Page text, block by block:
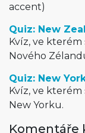
accent)
Quiz: New
Kvíz, ve
Nového
Quiz: New
Kvíz, ve
New Yorku.
Komentáře